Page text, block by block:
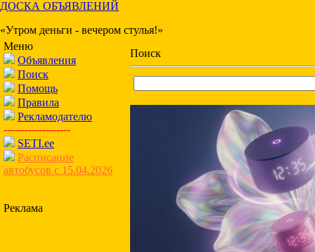
ДОСКА ОБЪЯВЛЕНИЙ
«Утром деньги - вечером стулья!»
Меню
Объявления
Поиск
Помощь
Правила
Рекламодателю
-------------------
SETI.ee
Расписание
автобусов с 15.04.2026
Реклама
Поиск